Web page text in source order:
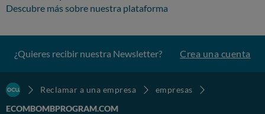
Descubre más sobre nuestra plataforma
¿Quieres recibir nuestra Newsletter? Crea una cuenta
Reclamar a una empresa
empresas
ECOMBOMBPROGRAM.COM